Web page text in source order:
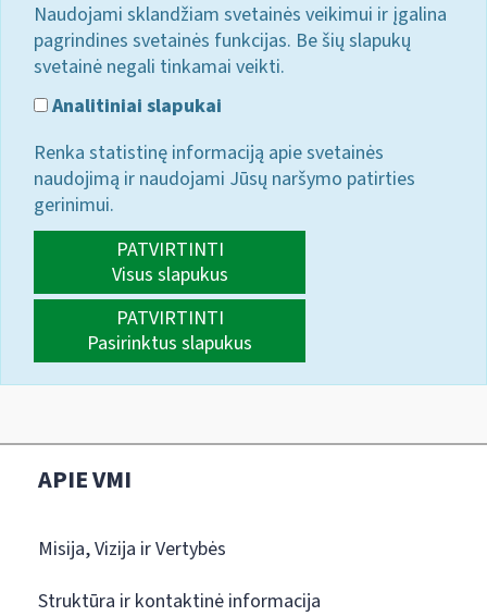
Naudojami sklandžiam svetainės veikimui ir įgalina
pagrindines svetainės funkcijas. Be šių slapukų
svetainė negali tinkamai veikti.
Analitiniai slapukai
Renka statistinę informaciją apie svetainės
naudojimą ir naudojami Jūsų naršymo patirties
gerinimui.
PATVIRTINTI
Visus slapukus
PATVIRTINTI
Pasirinktus slapukus
APIE VMI
Misija, Vizija ir Vertybės
Struktūra ir kontaktinė informacija